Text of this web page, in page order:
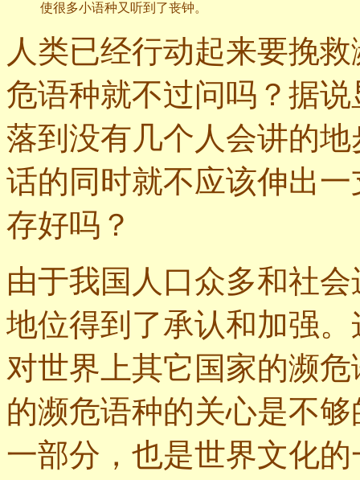
使很多小语种又听到了丧钟。
人类已经行动起来要挽
危语种就不过问吗？据
落到没有几个人会讲的
话的同时就不应该伸出
存好吗？
由于我国人口众多和社
地位得到了承认和加强
对世界上其它国家的濒
的濒危语种的关心是不
一部分，也是世界文化